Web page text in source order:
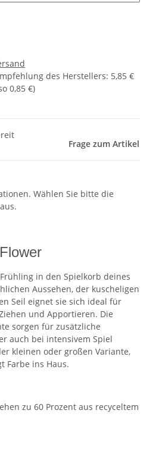
des Herstellers: 5,85 €
0,85 €)
Frage zum Artikel
Wählen Sie bitte die
in den Spielkorb deines
Aussehen, der kuscheligen
Seil eignet sie sich ideal für
und Apportieren. Die
sorgen für zusätzliche
auch bei intensivem Spiel
kleinen oder großen Variante,
Farbe ins Haus.
zu 60 Prozent aus recyceltem